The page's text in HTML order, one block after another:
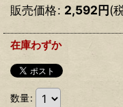
販売価格: 2,592円(
在庫わずか
数量: